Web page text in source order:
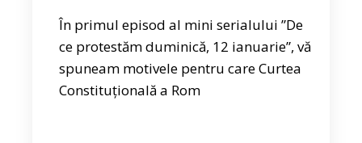
În primul episod al mini serialului ”De
ce protestăm duminică, 12 ianuarie”, vă
spuneam motivele pentru care Curtea
Constituțională a Rom